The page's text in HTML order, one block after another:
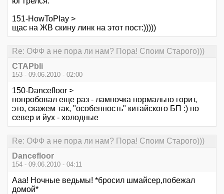
151-HowToPlay >
щас на ЖВ скину линк на этот пост:)))))
Re: ОФФ а не пора ли нам? Пора! Споим Старого)))
CTAPbIi
153 - 09.06.2010 - 02:00
150-Dancefloor >
попробовал еще раз - лампочка нормально горит,
это, скажем так, "особенность" китайского БП :) но
север и йух - холодные
Re: ОФФ а не пора ли нам? Пора! Споим Старого)))
Dancefloor
154 - 09.06.2010 - 04:11
Aaa! Ночные ведьмы! *бросил шмайсер,побежал
домой*